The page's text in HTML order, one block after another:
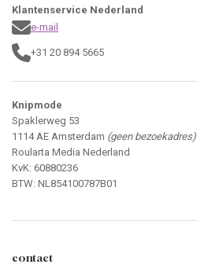
Klantenservice Nederland
e-mail
+31 20 894 5665
Knipmode
Spaklerweg 53
1114 AE Amsterdam (geen bezoekadres)
Roularta Media Nederland
KvK: 60880236
BTW: NL854100787B01
contact